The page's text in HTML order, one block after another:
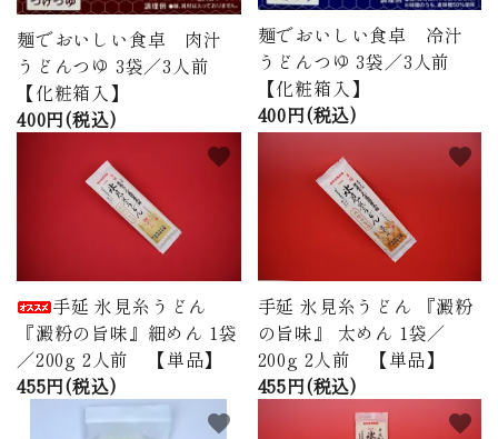
麺でおいしい食卓 肉汁
うどんつゆ 3袋／3人前
【化粧箱入】
400円(税込)
麺でおいしい食卓 冷汁
うどんつゆ 3袋／3人前
【化粧箱入】
400円(税込)
手延 氷見糸うどん
『澱粉の旨味』細めん 1袋
／200g 2人前 【単品】
455円(税込)
favorite
手延 氷見糸うどん 『澱粉
の旨味』 太めん 1袋／
200g 2人前 【単品】
455円(税込)
favorite
favorite favorite